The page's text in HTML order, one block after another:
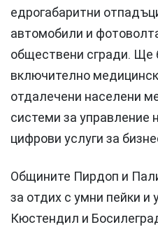
едрогабаритни
автомобили и
обществени сгради. Ще
включително
отдалечени населени
системи за
цифрови услуги за
Общините Пирдоп и
за отдих с умни пейки и
Кюстендил и